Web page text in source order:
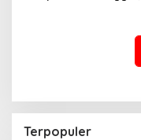
Terpopuler